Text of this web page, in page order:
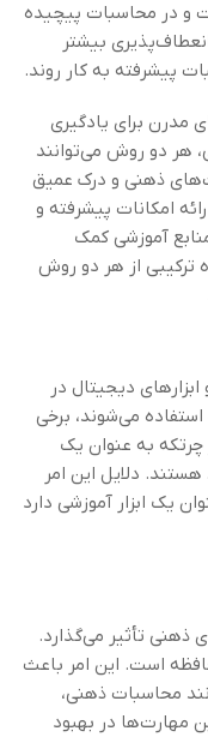
و در محاسبات پیچیده
بیشتر
پیشرفته به کار روند.
مدرن برای یادگیری
هر دو روش می‌توانند
ذهنی و درک عمیق
امکانات پیشرفته و
آموزشی کمک
ترکیبی از هر دو روش
دیجیتال در
می‌شوند، برخی
به عنوان یک
دلایل این امر
یک ابزار آموزشی دارد
تأثیر می‌گذارد.
است. این امر باعث
محاسبات ذهنی،
مهارت‌ها در بهبود